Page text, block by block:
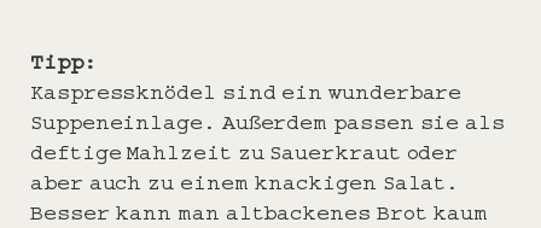
Tipp:
Kaspressknödel sind ein wunderbare
Suppeneinlage. Außerdem passen sie als
deftige Mahlzeit zu Sauerkraut oder
aber auch zu einem knackigen Salat.
Besser kann man altbackenes Brot kaum